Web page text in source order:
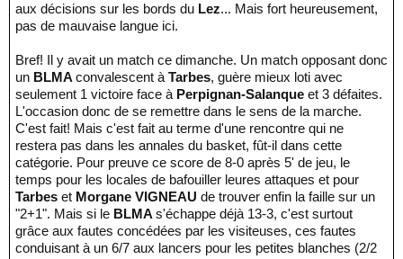
aux décisions sur les bords du Lez... Mais fort heureusement,
pas de mauvaise langue ici.
Bref! Il y avait un match ce dimanche. Un match opposant donc
un BLMA convalescent à Tarbes, guère mieux loti avec
seulement 1 victoire face à Perpignan-Salanque et 3 défaites.
L'occasion donc de se remettre dans le sens de la marche.
C'est fait! Mais c'est fait au terme d'une rencontre qui ne
restera pas dans les annales du basket, fût-il dans cette
catégorie. Pour preuve ce score de 8-0 après 5' de jeu, le
temps pour les locales de bafouiller leures attaques et pour
Tarbes et Morgane VIGNEAU de trouver enfin la faille sur un
"2+1". Mais si le BLMA s'échappe déjà 13-3, c'est surtout
grâce aux fautes concédées par les visiteuses, ces fautes
conduisant à un 6/7 aux lancers pour les petites blanches (2/2